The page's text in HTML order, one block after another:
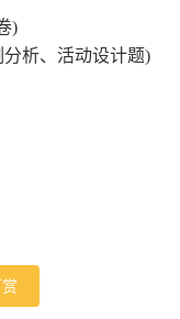
)
析、活动设计题)